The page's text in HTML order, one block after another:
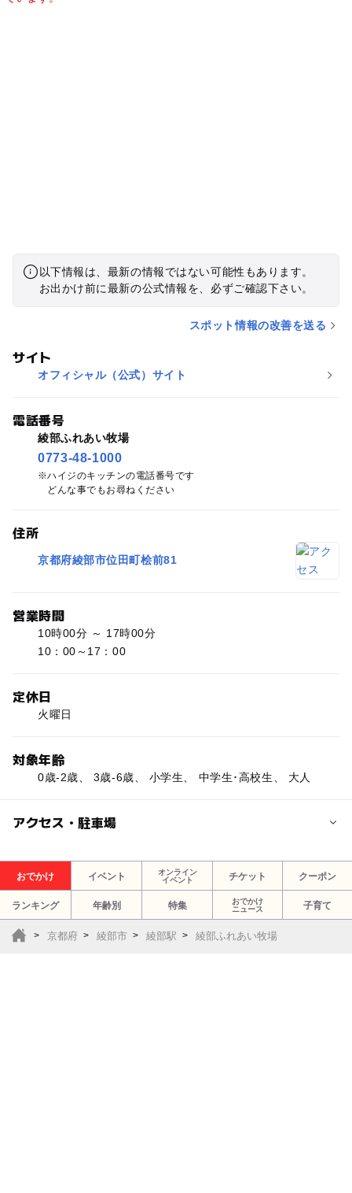
以下情報は、最新の情報ではない可能性もあります。
お出かけ前に最新の公式情報を、必ずご確認下さい。
スポット情報の改善を送る
サイト
オフィシャル（公式）サイト
電話番号
綾部ふれあい牧場
0773-48-1000
ハイジのキッチンの電話番号です
どんな事でもお尋ねください
住所
京都府綾部市位田町桧前81
営業時間
10時00分 ～ 17時00分
10：00～17：00
定休日
火曜日
対象年齢
0歳-2歳、 3歳-6歳、 小学生、 中学生･高校生、 大人
アクセス・駐車場
交通アクセス
車の場合：舞鶴自動車道綾部ICより5分
電車の場合：JR山陰本線綾部駅からタクシーで10分
近くの駅
おでかけ イベント
オンライン
イベント
チケット クーポン
ランキング 年齢別 特集
おでかけ
ニュース
子育て
京都府 綾部市 綾部駅 綾部ふれあい牧場